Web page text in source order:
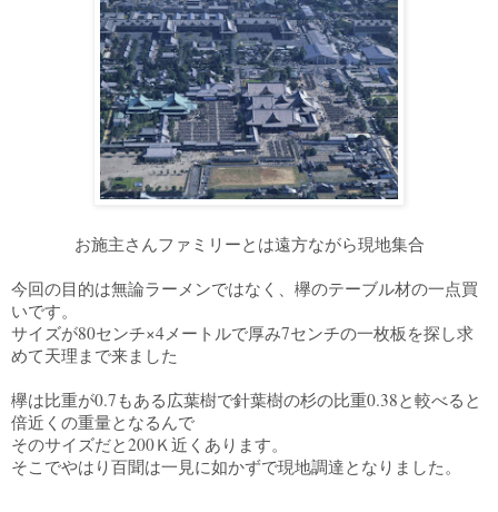
お施主さんファミリーとは遠方ながら現地集合
今回の目的は無論ラーメンではなく、欅のテーブル材の一点買
いです。
サイズが80センチ×4メートルで厚み7センチの一枚板を探し求
めて天理まで来ました
欅は比重が0.7もある広葉樹で針葉樹の杉の比重0.38と較べると
倍近くの重量となるんで
そのサイズだと200Ｋ近くあります。
そこでやはり百聞は一見に如かずで現地調達となりました。